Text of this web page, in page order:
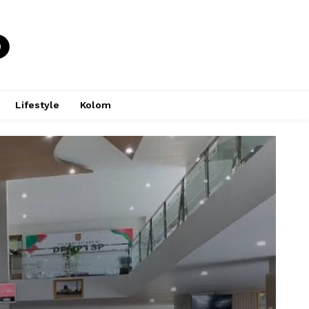
Lifestyle Kolom